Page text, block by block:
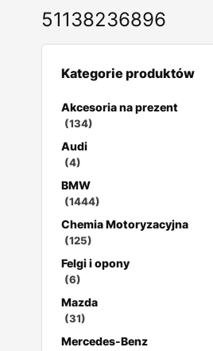
51138236896
Kategorie produktów
Akcesoria na prezent
(134)
Audi
(4)
BMW
(1444)
Chemia Motoryzacyjna
(125)
Felgi i opony
(6)
Mazda
(31)
Mercedes-Benz